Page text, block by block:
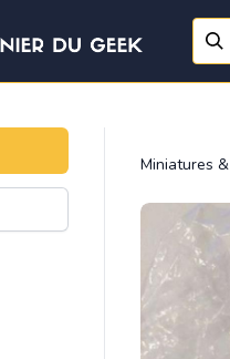
Miniatures